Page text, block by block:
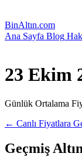
BinAltın.com
Ana Sayfa Blog
23 Ekim
Günlük Ortalama
← Canlı Fiyatlara
Geçmiş